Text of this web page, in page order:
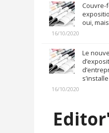
Couvre-
oui,
16/10/2020
Le
16/10/2020